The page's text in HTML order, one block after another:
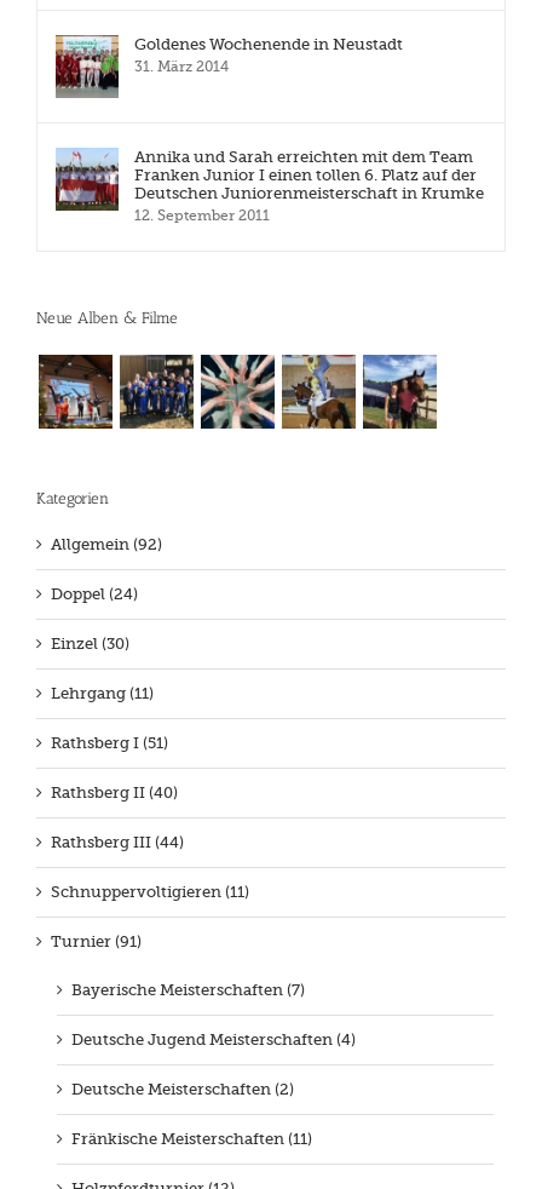
Goldenes Wochenende in Neustadt
31. März 2014
Annika und Sarah erreichten mit dem Team
Franken Junior I einen tollen 6. Platz auf der
Deutschen Juniorenmeisterschaft in Krumke
12. September 2011
Neue Alben & Filme
Kategorien
Allgemein (92)
Doppel (24)
Einzel (30)
Lehrgang (11)
Rathsberg I (51)
Rathsberg II (40)
Rathsberg III (44)
Schnuppervoltigieren (11)
Turnier (91)
Bayerische Meisterschaften (7)
Deutsche Jugend Meisterschaften (4)
Deutsche Meisterschaften (2)
Fränkische Meisterschaften (11)